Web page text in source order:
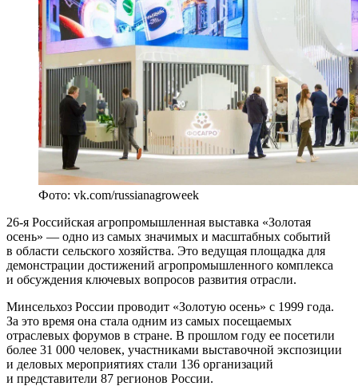
Фото: vk.com/russianagroweek
26-я Российская агропромышленная выставка «Золотая
осень» — одно из самых значимых и масштабных событий
в области сельского хозяйства. Это ведущая площадка для
демонстрации достижений агропромышленного комплекса
и обсуждения ключевых вопросов развития отрасли.
Минсельхоз России проводит «Золотую осень» с 1999 года.
За это время она стала ​одним из самых посещаемых
отраслевых форумов в стране. В прошлом году ее посетили
более 31 000 человек, участниками выставочной экспозиции
и деловых мероприятиях стали 136 организаций
и представители 87 регионов России.